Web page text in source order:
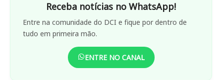
Receba notícias no WhatsApp!
Entre na comunidade do DCI e fique por dentro de
tudo em primeira mão.
ENTRE NO CANAL